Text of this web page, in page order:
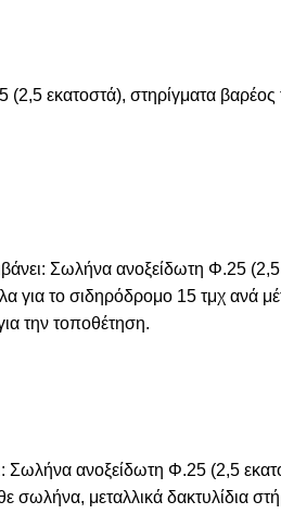
εκατοστά), στηρίγματα βαρέος
Σωλήνα ανοξείδωτη Φ.25
για το σιδηρόδρομο 15 τμχ ανά
την τοποθέτηση.
Σωλήνα ανοξείδωτη Φ.25 (2,5
σωλήνα, μεταλλικά δακτυλίδια